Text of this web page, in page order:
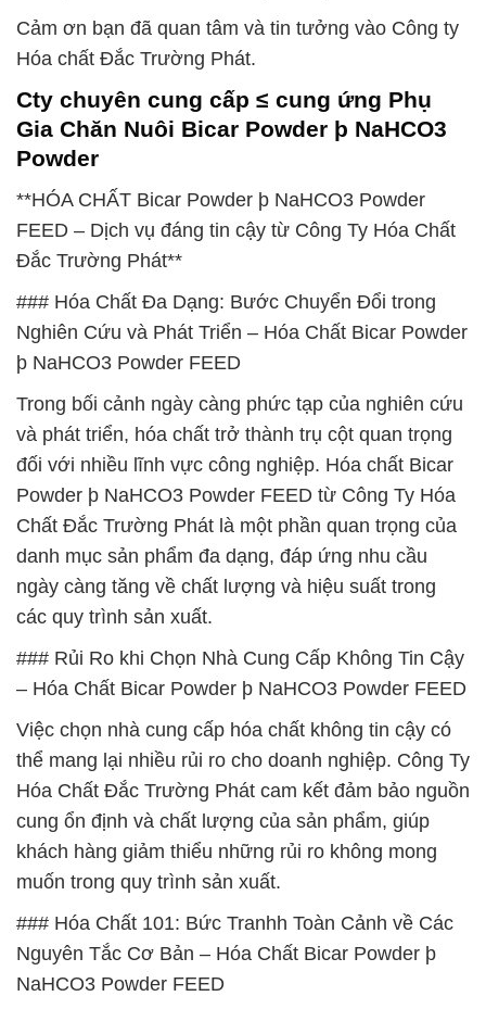
Cảm ơn bạn đã quan tâm và tin tưởng vào Công ty
Hóa chất Đắc Trường Phát.
Cty chuyên cung cấp ≤ cung ứng Phụ
Gia Chăn Nuôi Bicar Powder þ NaHCO3
Powder
**HÓA CHẤT Bicar Powder þ NaHCO3 Powder
FEED – Dịch vụ đáng tin cậy từ Công Ty Hóa Chất
Đắc Trường Phát**
### Hóa Chất Đa Dạng: Bước Chuyển Đổi trong
Nghiên Cứu và Phát Triển – Hóa Chất Bicar Powder
þ NaHCO3 Powder FEED
Trong bối cảnh ngày càng phức tạp của nghiên cứu
và phát triển, hóa chất trở thành trụ cột quan trọng
đối với nhiều lĩnh vực công nghiệp. Hóa chất Bicar
Powder þ NaHCO3 Powder FEED từ Công Ty Hóa
Chất Đắc Trường Phát là một phần quan trọng của
danh mục sản phẩm đa dạng, đáp ứng nhu cầu
ngày càng tăng về chất lượng và hiệu suất trong
các quy trình sản xuất.
### Rủi Ro khi Chọn Nhà Cung Cấp Không Tin Cậy
– Hóa Chất Bicar Powder þ NaHCO3 Powder FEED
Việc chọn nhà cung cấp hóa chất không tin cậy có
thể mang lại nhiều rủi ro cho doanh nghiệp. Công Ty
Hóa Chất Đắc Trường Phát cam kết đảm bảo nguồn
cung ổn định và chất lượng của sản phẩm, giúp
khách hàng giảm thiểu những rủi ro không mong
muốn trong quy trình sản xuất.
### Hóa Chất 101: Bức Tranhh Toàn Cảnh về Các
Nguyên Tắc Cơ Bản – Hóa Chất Bicar Powder þ
NaHCO3 Powder FEED